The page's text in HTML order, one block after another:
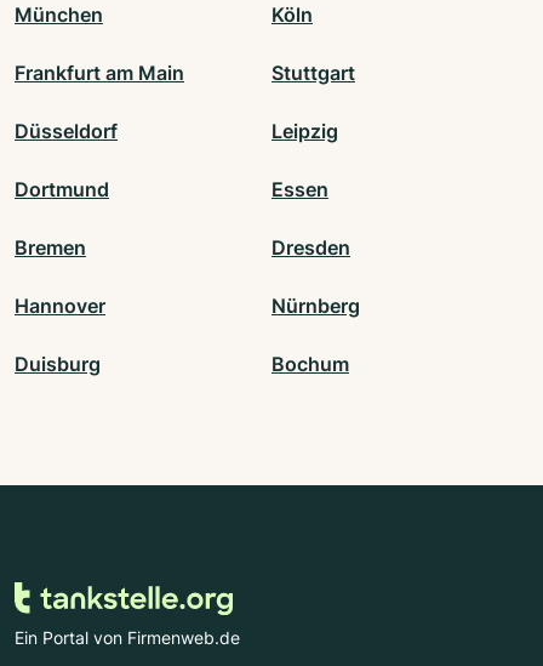
München Köln
Frankfurt am Main Stuttgart
Düsseldorf Leipzig
Dortmund Essen
Bremen Dresden
Hannover Nürnberg
Duisburg Bochum
Ein Portal von Firmenweb.de